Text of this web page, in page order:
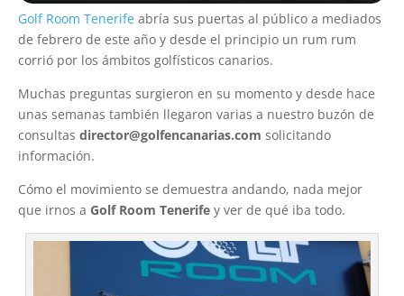
Golf Room Tenerife abría sus puertas al público a mediados
de febrero de este año y desde el principio un rum rum
corrió por los ámbitos golfísticos canarios.
Muchas preguntas surgieron en su momento y desde hace
unas semanas también llegaron varias a nuestro buzón de
consultas director@golfencanarias.com solicitando
información.
Cómo el movimiento se demuestra andando, nada mejor
que irnos a Golf Room Tenerife y ver de qué iba todo.